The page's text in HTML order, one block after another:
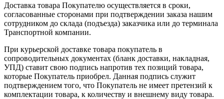
Доставка товара Покупателю осуществляется в сроки,
согласованные сторонами при подтверждении заказа нашим
сотрудником до склада (подъезда) заказчика или до терминала
Транспортной компании.
При курьерской доставке товара покупатель в
сопроводительных документах (бланк доставки, накладная,
УПД) ставит свою подпись напротив тех позиций товара,
которые Покупатель приобрел. Данная подпись служит
подтверждением того, что Покупатель не имеет претензий к
комплектации товара, к количеству и внешнему виду товара.